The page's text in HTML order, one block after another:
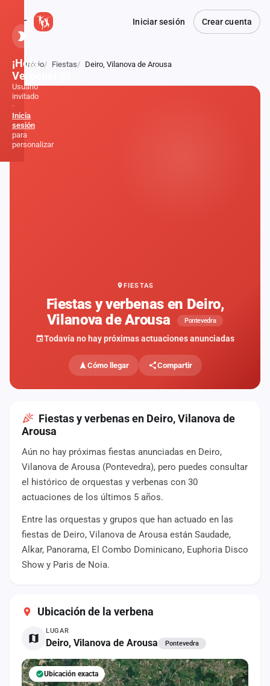
Iniciar sesión Crear cuenta
Atrás
Inicio Fiestas Deiro, Vilanova de Arousa
FIESTAS
Fiestas y verbenas en Deiro,
Vilanova de Arousa
Pontevedra
Todavía no hay próximas actuaciones anunciadas
Cómo llegar Compartir
Fiestas y verbenas en Deiro, Vilanova de
Arousa
Aún no hay próximas fiestas anunciadas en Deiro,
Vilanova de Arousa (Pontevedra), pero puedes consultar
el histórico de orquestas y verbenas con 30
actuaciones de los últimos 5 años.
Entre las orquestas y grupos que han actuado en las
fiestas de Deiro, Vilanova de Arousa están Saudade,
Alkar, Panorama, El Combo Dominicano, Euphoria Disco
Show y Paris de Noia.
Ubicación de la verbena
LUGAR
Deiro, Vilanova de Arousa Pontevedra
Ubicación exacta
¡Hola,
Verbener@!
Usuario
invitado
·
Inicia
sesión
para
personalizar
Componentes
Agencias
Rankings
Anuncios
sesión
Crear
cuenta